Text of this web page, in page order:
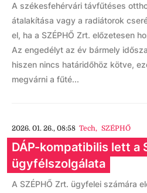
A székesfehérvári távfűtéses
átalakítása vagy a radiátorok
el, ha a SZÉPHŐ Zrt. előzetesen
Az engedélyt az év bármely
hiszen nincs határidőhöz kötve,
megvárni a fűté...
2026. 01. 26., 08:58 Tech, SZÉPHŐ
DÁP-kompatibilis lett a
ügyfélszolgálata
A SZÉPHŐ Zrt. ügyfelei számára